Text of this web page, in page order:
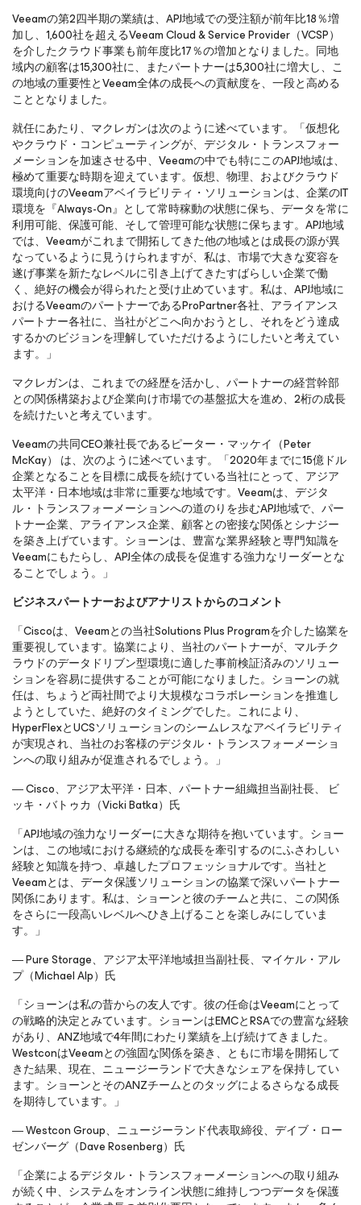
Veeamの第2四半期の業績は、APJ地域での受注額が前年比18％増
加し、1,600社を超えるVeeam Cloud & Service Provider（VCSP）
を介したクラウド事業も前年度比17％の増加となりました。同地
域内の顧客は15,300社に、またパートナーは5,300社に増大し、こ
の地域の重要性とVeeam全体の成長への貢献度を、一段と高める
こととなりました。
就任にあたり、マクレガンは次のように述べています。「仮想化
やクラウド・コンピューティングが、デジタル・トランスフォー
メーションを加速させる中、Veeamの中でも特にこのAPJ地域は、
極めて重要な時期を迎えています。仮想、物理、およびクラウド
環境向けのVeeamアベイラビリティ・ソリューションは、企業のIT
環境を『Always-On』として常時稼動の状態に保ち、データを常に
利用可能、保護可能、そして管理可能な状態に保ちます。APJ地域
では、Veeamがこれまで開拓してきた他の地域とは成長の源が異
なっているように見うけられますが、私は、市場で大きな変容を
遂げ事業を新たなレベルに引き上げてきたすばらしい企業で働
く、絶好の機会が得られたと受け止めています。私は、APJ地域に
おけるVeeamのパートナーであるProPartner各社、アライアンス
パートナー各社に、当社がどこへ向かおうとし、それをどう達成
するかのビジョンを理解していただけるようにしたいと考えてい
ます。」
マクレガンは、これまでの経歴を活かし、パートナーの経営幹部
との関係構築および企業向け市場での基盤拡大を進め、2桁の成長
を続けたいと考えています。
Veeamの共同CEO兼社長であるピーター・マッケイ（Peter
McKay） は、次のように述べています。「2020年までに15億ドル
企業となることを目標に成長を続けている当社にとって、アジア
太平洋・日本地域は非常に重要な地域です。Veeamは、デジタ
ル・トランスフォーメーションへの道のりを歩むAPJ地域で、パー
トナー企業、アライアンス企業、顧客との密接な関係とシナジー
を築き上げています。ショーンは、豊富な業界経験と専門知識を
Veeamにもたらし、APJ全体の成長を促進する強力なリーダーとな
ることでしょう。」
ビジネスパートナーおよびアナリストからのコメント
「Ciscoは、Veeamとの当社Solutions Plus Programを介した協業を
重要視しています。協業により、当社のパートナーが、マルチク
ラウドのデータドリブン型環境に適した事前検証済みのソリュー
ションを容易に提供することが可能になりました。ショーンの就
任は、ちょうど両社間でより大規模なコラボレーションを推進し
ようとしていた、絶好のタイミングでした。これにより、
HyperFlexとUCSソリューションのシームレスなアベイラビリティ
が実現され、当社のお客様のデジタル・トランスフォーメーショ
ンへの取り組みが促進されるでしょう。」
― Cisco、アジア太平洋・日本、パートナー組織担当副社長、 ビ
ッキ・バトゥカ（Vicki Batka）氏
「APJ地域の強力なリーダーに大きな期待を抱いています。ショー
ンは、この地域における継続的な成長を牽引するのにふさわしい
経験と知識を持つ、卓越したプロフェッショナルです。当社と
Veeamとは、データ保護ソリューションの協業で深いパートナー
関係にあります。私は、ショーンと彼のチームと共に、この関係
をさらに一段高いレベルへひき上げることを楽しみにしていま
す。」
― Pure Storage、アジア太平洋地域担当副社長、マイケル・アル
プ（Michael Alp）氏
「ショーンは私の昔からの友人です。彼の任命はVeeamにとって
の戦略的決定とみています。ショーンはEMCとRSAでの豊富な経験
があり、ANZ地域で4年間にわたり業績を上げ続けてきました。
WestconはVeeamとの強固な関係を築き、ともに市場を開拓して
きた結果、現在、ニュージーランドで大きなシェアを保持してい
ます。ショーンとそのANZチームとのタッグによるさらなる成長
を期待しています。」
― Westcon Group、ニュージーランド代表取締役、デイブ・ロー
ゼンバーグ（Dave Rosenberg）氏
「企業によるデジタル・トランスフォーメーションへの取り組み
が続く中、システムをオンライン状態に維持しつつデータを保護